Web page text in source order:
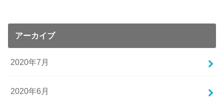
アーカイブ
2020年7月
2020年6月